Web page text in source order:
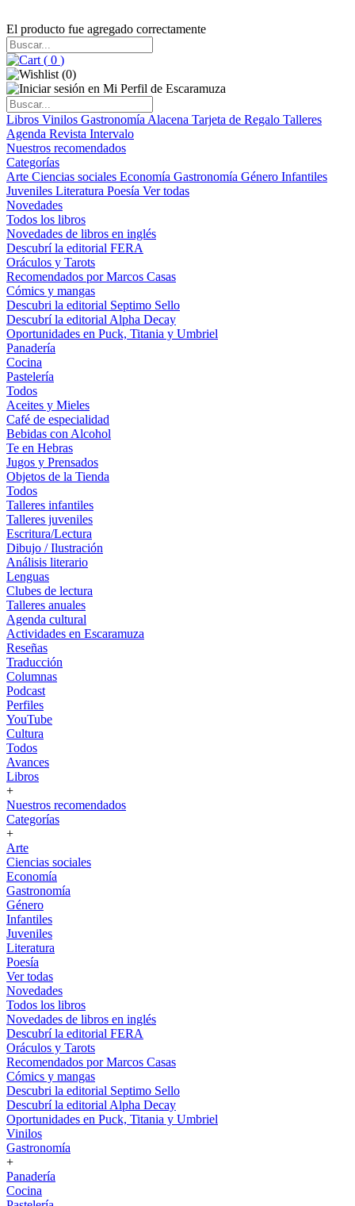
El producto fue agregado correctamente
( 0 )
(0)
Libros Vinilos Gastronomía Alacena Tarjeta de Regalo Talleres
Agenda Revista Intervalo
Nuestros recomendados
Categorías
Arte Ciencias sociales Economía Gastronomía Género Infantiles
Juveniles Literatura Poesía Ver todas
Novedades
Todos los libros
Novedades de libros en inglés
Descubrí la editorial FERA
Oráculos y Tarots
Recomendados por Marcos Casas
Cómics y mangas
Descubri la editorial Septimo Sello
Descubrí la editorial Alpha Decay
Oportunidades en Puck, Titania y Umbriel
Panadería
Cocina
Pastelería
Todos
Aceites y Mieles
Café de especialidad
Bebidas con Alcohol
Te en Hebras
Jugos y Prensados
Objetos de la Tienda
Todos
Talleres infantiles
Talleres juveniles
Escritura/Lectura
Dibujo / Ilustración
Análisis literario
Lenguas
Clubes de lectura
Talleres anuales
Agenda cultural
Actividades en Escaramuza
Reseñas
Traducción
Columnas
Podcast
Perfiles
YouTube
Cultura
Todos
Avances
Libros
+
Nuestros recomendados
Categorías
+
Arte
Ciencias sociales
Economía
Gastronomía
Género
Infantiles
Juveniles
Literatura
Poesía
Ver todas
Novedades
Todos los libros
Novedades de libros en inglés
Descubrí la editorial FERA
Oráculos y Tarots
Recomendados por Marcos Casas
Cómics y mangas
Descubri la editorial Septimo Sello
Descubrí la editorial Alpha Decay
Oportunidades en Puck, Titania y Umbriel
Vinilos
Gastronomía
+
Panadería
Cocina